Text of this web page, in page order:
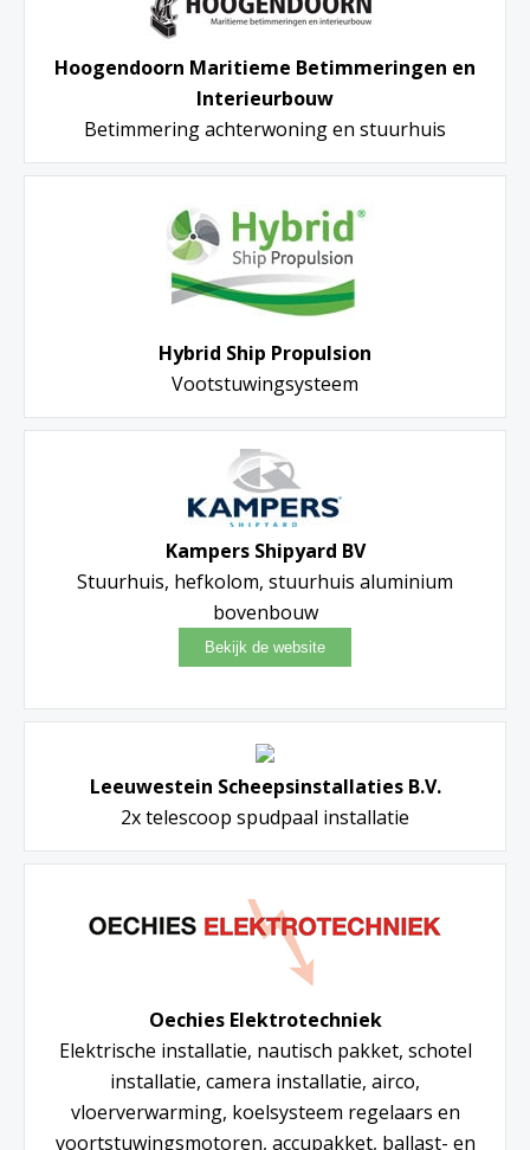
Hoogendoorn Maritieme Betimmeringen en
Interieurbouw
Betimmering achterwoning en stuurhuis
Hybrid Ship Propulsion
Vootstuwingsysteem
Kampers Shipyard BV
Stuurhuis, hefkolom, stuurhuis aluminium
bovenbouw
Leeuwestein Scheepsinstallaties B.V.
2x telescoop spudpaal installatie
Oechies Elektrotechniek
Elektrische installatie, nautisch pakket, schotel
installatie, camera installatie, airco,
vloerverwarming, koelsysteem regelaars en
voortstuwingsmotoren, accupakket, ballast- en